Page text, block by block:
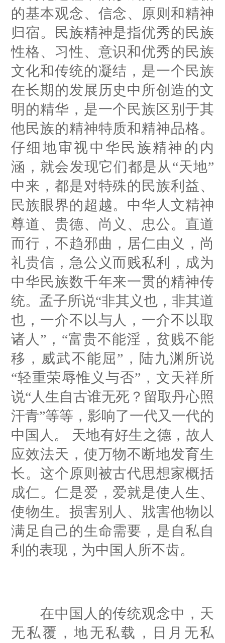
的基本观念、信念、原则和精神
归宿。民族精神是指优秀的民族
性格、习性、意识和优秀的民族
文化和传统的凝结，是一个民族
在长期的发展历史中所创造的文
明的精华，是一个民族区别于其
他民族的精神特质和精神品格。
仔细地审视中华民族精神的内
涵，就会发现它们都是从“天地”
中来，都是对特殊的民族利益、
民族眼界的超越。中华人文精神
尊道、贵德、尚义、忠公。直道
而行，不趋邪曲，居仁由义，尚
礼贵信，急公义而贱私利，成为
中华民族数千年来一贯的精神传
统。孟子所说“非其义也，非其道
也，一介不以与人，一介不以取
诸人”，“富贵不能淫，贫贱不能
移，威武不能屈”，陆九渊所说
“轻重荣辱惟义与否”，文天祥所
说“人生自古谁无死？留取丹心照
汗青”等等，影响了一代又一代的
中国人。 天地有好生之德，故人
应效法天，使万物不断地发育生
长。这个原则被古代思想家概括
成仁。仁是爱，爱就是使人生、
使物生。损害别人、戕害他物以
满足自己的生命需要，是自私自
利的表现，为中国人所不齿。
在中国人的传统观念中，天
无私覆，地无私载，日月无私